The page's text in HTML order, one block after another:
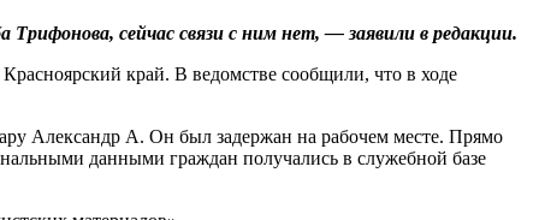
сейчас связи с ним нет, — заявили в редакции.
край. В ведомстве сообщили, что в ходе
Александр А. Он был задержан на рабочем месте. Прямо
данными граждан получались в служебной базе